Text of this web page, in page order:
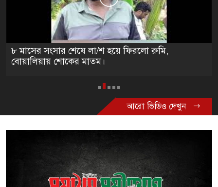
৮ মাসের সংসার শেষে লা/শ হয়ে ফিরলো রুমি,
বোয়ালিয়ায় শোকের মাতম।
আরো ভিডিও দেখুন